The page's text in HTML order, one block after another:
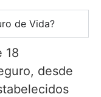
de Vida?
18
desde